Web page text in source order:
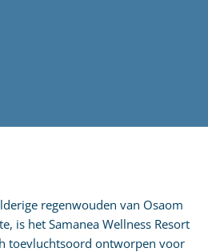
regenwouden van Osaom
is het Samanea Wellness Resort
toevluchtsoord ontworpen voor